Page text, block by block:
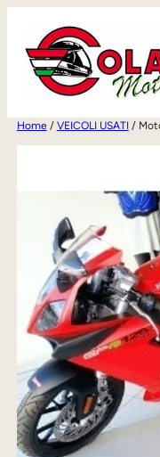
contenuto
Home/ VEICOLI USATI /